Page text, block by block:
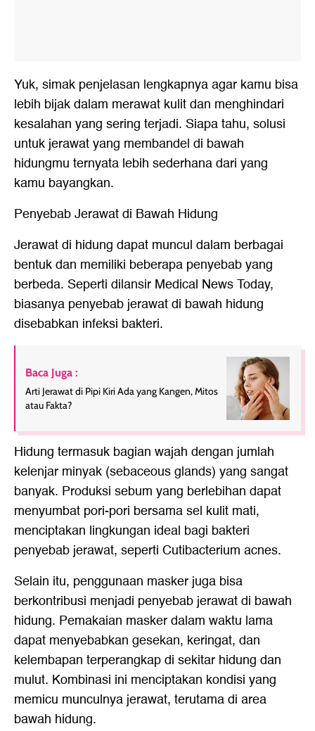
Yuk, simak penjelasan lengkapnya agar kamu bisa
lebih bijak dalam merawat kulit dan menghindari
kesalahan yang sering terjadi. Siapa tahu, solusi
untuk jerawat yang membandel di bawah
hidungmu ternyata lebih sederhana dari yang
kamu bayangkan.
Penyebab Jerawat di Bawah Hidung
Jerawat di hidung dapat muncul dalam berbagai
bentuk dan memiliki beberapa penyebab yang
berbeda. Seperti dilansir Medical News Today,
biasanya penyebab jerawat di bawah hidung
disebabkan infeksi bakteri.
Baca Juga :
Arti Jerawat di Pipi Kiri Ada yang Kangen, Mitos
atau Fakta?
Hidung termasuk bagian wajah dengan jumlah
kelenjar minyak (sebaceous glands) yang sangat
banyak. Produksi sebum yang berlebihan dapat
menyumbat pori-pori bersama sel kulit mati,
menciptakan lingkungan ideal bagi bakteri
penyebab jerawat, seperti Cutibacterium acnes.
Selain itu, penggunaan masker juga bisa
berkontribusi menjadi penyebab jerawat di bawah
hidung. Pemakaian masker dalam waktu lama
dapat menyebabkan gesekan, keringat, dan
kelembapan terperangkap di sekitar hidung dan
mulut. Kombinasi ini menciptakan kondisi yang
memicu munculnya jerawat, terutama di area
bawah hidung.